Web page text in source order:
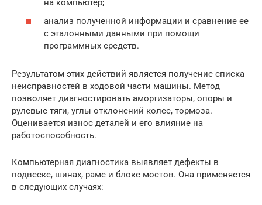
на компьютер;
анализ полученной информации и сравнение ее
с эталонными данными при помощи
программных средств.
Результатом этих действий является получение списка
неисправностей в ходовой части машины. Метод
позволяет диагностировать амортизаторы, опоры и
рулевые тяги, углы отклонений колес, тормоза.
Оценивается износ деталей и его влияние на
работоспособность.
Компьютерная диагностика выявляет дефекты в
подвеске, шинах, раме и блоке мостов. Она применяется
в следующих случаях: